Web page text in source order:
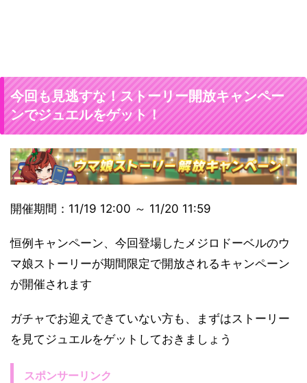
今回も見逃すな！ストーリー開放キャンペー
ンでジュエルをゲット！
開催期間：11/19 12:00 ～ 11/20 11:59
恒例キャンペーン、今回登場したメジロドーベルのウ
マ娘ストーリーが期間限定で開放されるキャンペーン
が開催されます
ガチャでお迎えできていない方も、まずはストーリー
を見てジュエルをゲットしておきましょう
スポンサーリンク